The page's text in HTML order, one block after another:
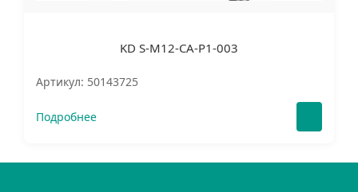
KD S-M12-CA-P1-003
Артикул: 50143725
Подробнее